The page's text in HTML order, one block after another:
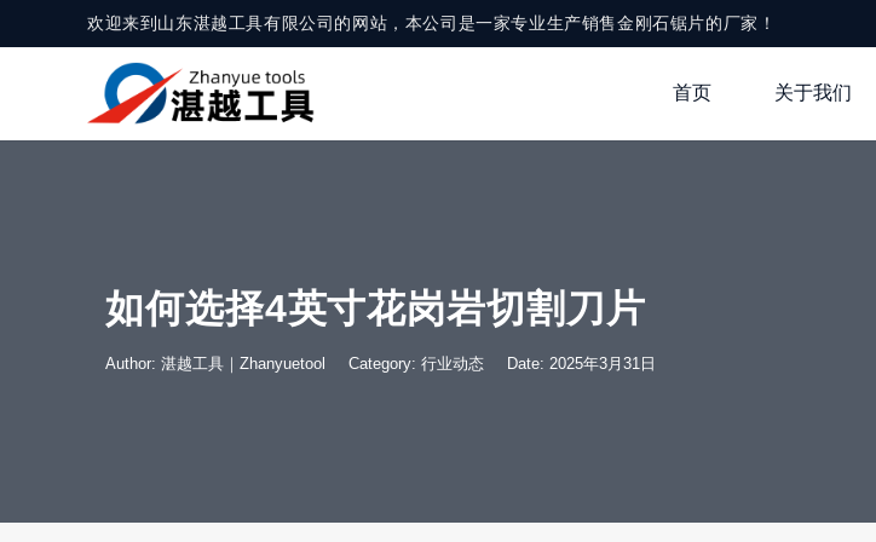
欢迎来到山东湛越工具有限公司的网站，本公司是一家专业生产销售金刚石锯片的厂家！
首页 关于我们
如何选择4英寸花岗岩切割刀片
Author: 湛越工具｜Zhanyuetool Category: 行业动态 Date: 2025年3月31日